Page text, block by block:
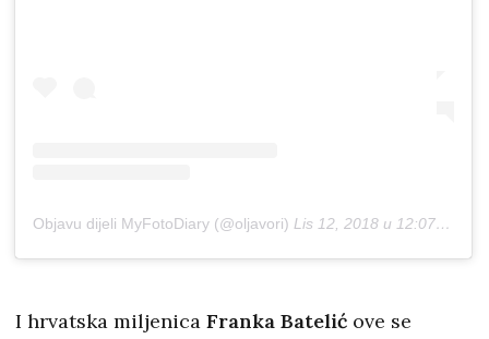
Objavu dijeli MyFotoDiary (@oljavori) Lis 12, 2018 u 12:07 PDT
I hrvatska miljenica Franka Batelić ove se